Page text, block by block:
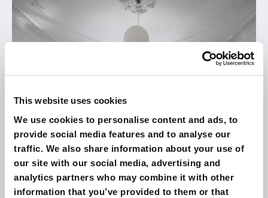
This website uses cookies
We use cookies to personalise content and ads, to
provide social media features and to analyse our
traffic. We also share information about your use of
our site with our social media, advertising and
analytics partners who may combine it with other
information that you’ve provided to them or that